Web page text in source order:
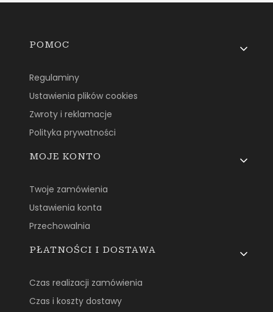
Linki w stopce
POMOC
Regulaminy
Ustawienia plików cookies
Zwroty i reklamacje
Polityka prywatności
MOJE KONTO
Twoje zamówienia
Ustawienia konta
Przechowalnia
PŁATNOŚCI I DOSTAWA
Czas realizacji zamówienia
Czas i koszty dostawy